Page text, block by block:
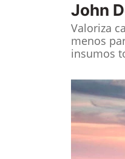
John
Valoriza
menos
insumos